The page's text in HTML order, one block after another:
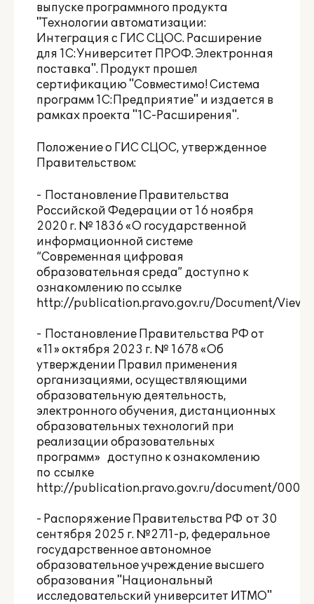
выпуске программного продукта
"Технологии автоматизации:
Интеграция с ГИС СЦОС. Расширение
для 1С:Университет ПРОФ. Электронная
поставка". Продукт прошел
сертификацию "Совместимо! Система
программ 1С:Предприятие" и издается в
рамках проекта "1С-Расширения".
Положение о ГИС СЦОС, утвержденное
Правительством:
- Постановление Правительства
Российской Федерации от 16 ноября
2020 г. № 1836 «О государственной
информационной системе
“Современная цифровая
образовательная среда” доступно к
ознакомлению по ссылке
http://publication.pravo.gov.ru/Document/View/
- Постановление Правительства РФ от
«11» октября 2023 г. № 1678 «Об
утверждении Правил применения
организациями, осуществляющими
образовательную деятельность,
электронного обучения, дистанционных
образовательных технологий при
реализации образовательных
программ» доступно к ознакомлению
по ссылке
http://publication.pravo.gov.ru/document/
- Распоряжение Правительства РФ от 30
сентября 2025 г. №2711-р, федеральное
государственное автономное
образовательное учреждение высшего
образования "Национальный
исследовательский университет ИТМО"